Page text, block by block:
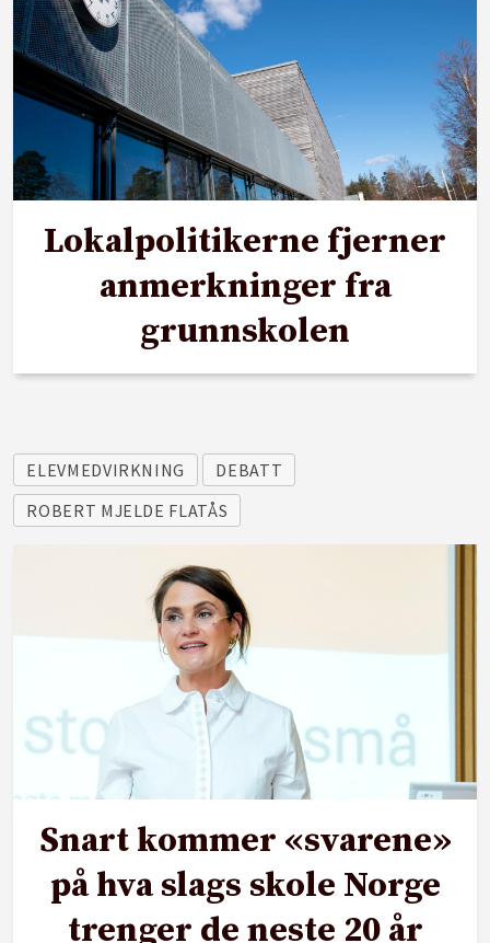
Lokalpolitikerne fjerner
anmerkninger fra
grunnskolen
ELEVMEDVIRKNING
DEBATT
ROBERT MJELDE FLATÅS
Snart kommer «svarene»
på hva slags skole Norge
trenger de neste 20 år